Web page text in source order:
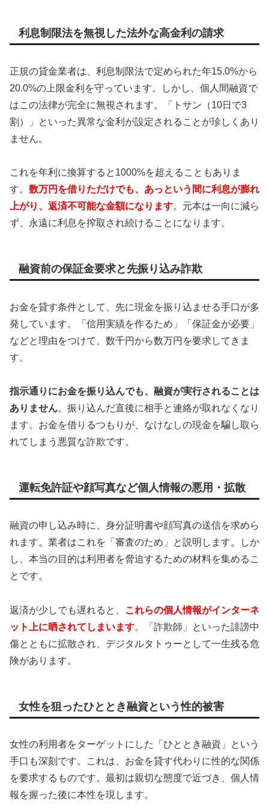
利息制限法を無視した法外な高金利の請求
正規の貸金業者は、利息制限法で定められた年15.0%から
20.0%の上限金利を守っています。しかし、個人間融資で
はこの法律が完全に無視されます。「トサン（10日で3
割）」といった異常な金利が設定されることが珍しくあり
ません。
これを年利に換算すると1000%を超えることもありま
す。 数万円を借りただけでも、あっという間に利息が膨れ
上がり、返済不可能な金額になります。元本は一向に減ら
ず、永遠に利息を搾取され続けることになります。
融資前の保証金要求と先振り込み詐欺
お金を貸す条件として、先に現金を振り込ませる手口が多
発しています。「信用実績を作るため」「保証金が必要」
などと理由をつけて、数千円から数万円を要求してきま
す。
指示通りにお金を振り込んでも、融資が実行されることは
ありません。振り込んだ直後に相手と連絡が取れなくなり
ます。お金を借りるつもりが、なけなしの現金を騙し取ら
れてしまう悪質な詐欺です。
運転免許証や顔写真など個人情報の悪用・拡散
融資の申し込み時に、身分証明書や顔写真の送信を求めら
れます。業者はこれを「審査のため」と説明します。しか
し、本当の目的は利用者を脅迫するための材料を集めるこ
とです。
返済が少しでも遅れると、 これらの個人情報がインターネ
ット上に晒されてしまいます。「詐欺師」といった誹謗中
傷とともに拡散され、デジタルタトゥーとして一生残る危
険があります。
女性を狙ったひととき融資という性的被害
女性の利用者をターゲットにした「ひととき融資」という
手口も深刻です。これは、お金を貸す代わりに性的な関係
を要求するものです。最初は親切な態度で近づき、個人情
報を握った後に本性を現します。